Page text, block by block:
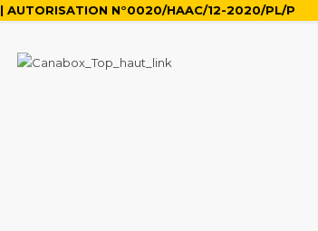
AUTORISATION N°0020/HAAC/12-2020/PL/P